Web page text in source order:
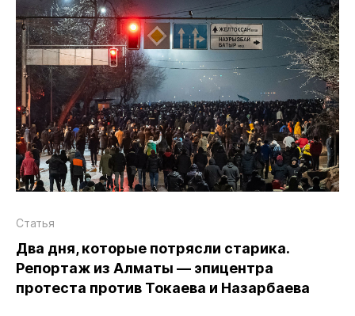
Статья
Два дня, которые потрясли старика.
Репортаж из Алматы — эпицентра
протеста против Токаева и Назарбаева